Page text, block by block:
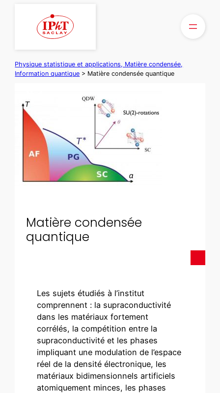
Physique statistique et applications, Matière condensée,
Information quantique > Matière condensée quantique
Matière condensée
quantique
Les sujets étudiés à l’institut
comprennent : la supraconductivité
dans les matériaux fortement
corrélés, la compétition entre la
supraconductivité et les phases
impliquant une modulation de l’espace
réel de la densité électronique, les
matériaux bidimensionnels artificiels
atomiquement minces, les phases